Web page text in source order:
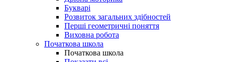
Букварі
Розвиток загальних здібностей
Перші геометричні поняття
Виховна робота
Початкова школа
Початкова школа